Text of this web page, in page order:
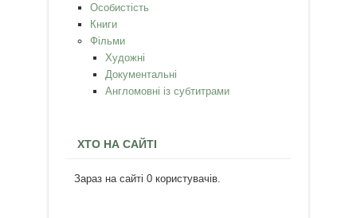
Особистість
Книги
Фільми
Художні
Документальні
Англомовні із субтитрами
ХТО НА САЙТІ
Зараз на сайті 0 користувачів.